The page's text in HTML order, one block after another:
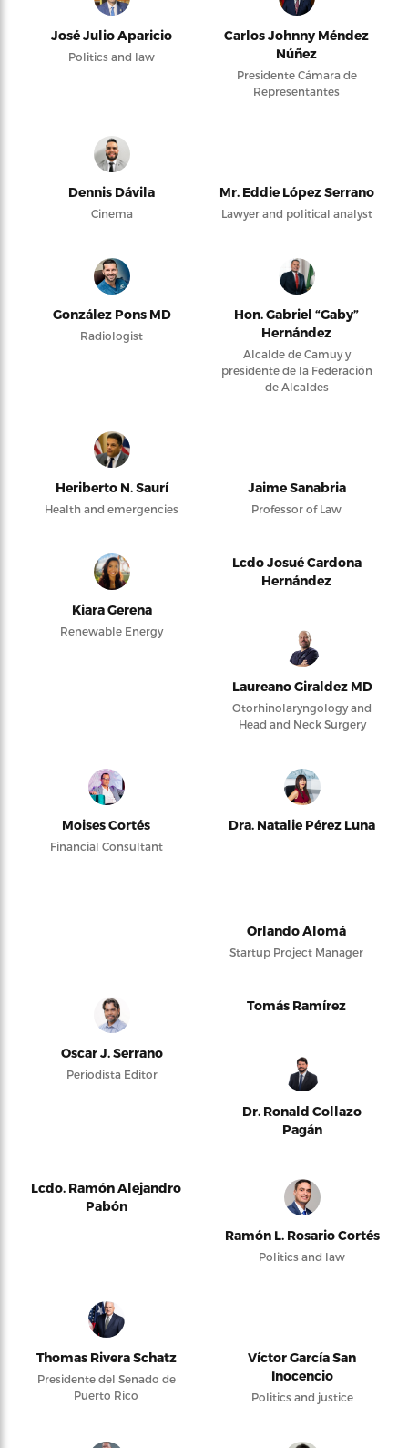
José Julio Aparicio
Politics and law
Carlos Johnny Méndez
Núñez
Presidente Cámara de
Representantes
Dennis Dávila
Cinema
Mr. Eddie López Serrano
Lawyer and political analyst
González Pons MD
Radiologist
Hon. Gabriel “Gaby”
Hernández
Alcalde de Camuy y
presidente de la Federación
de Alcaldes
Heriberto N. Saurí
Health and emergencies
Jaime Sanabria
Professor of Law
Kiara Gerena
Renewable Energy
Lcdo Josué Cardona
Hernández
Laureano Giraldez MD
Otorhinolaryngology and
Head and Neck Surgery
Moises Cortés
Financial Consultant
Dra. Natalie Pérez Luna
Orlando Alomá
Startup Project Manager
Oscar J. Serrano
Periodista Editor
Tomás Ramírez
Dr. Ronald Collazo
Pagán
Lcdo. Ramón Alejandro
Pabón
Ramón L. Rosario Cortés
Politics and law
Thomas Rivera Schatz
Presidente del Senado de
Puerto Rico
Víctor García San
Inocencio
Politics and justice